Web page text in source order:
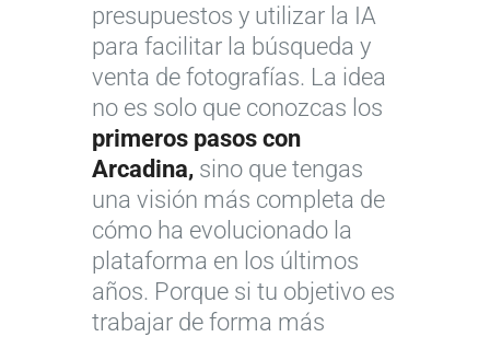
presupuestos y utilizar la IA
para facilitar la búsqueda y
venta de fotografías. La idea
no es solo que conozcas los
primeros pasos con
Arcadina, sino que tengas
una visión más completa de
cómo ha evolucionado la
plataforma en los últimos
años. Porque si tu objetivo es
trabajar de forma más